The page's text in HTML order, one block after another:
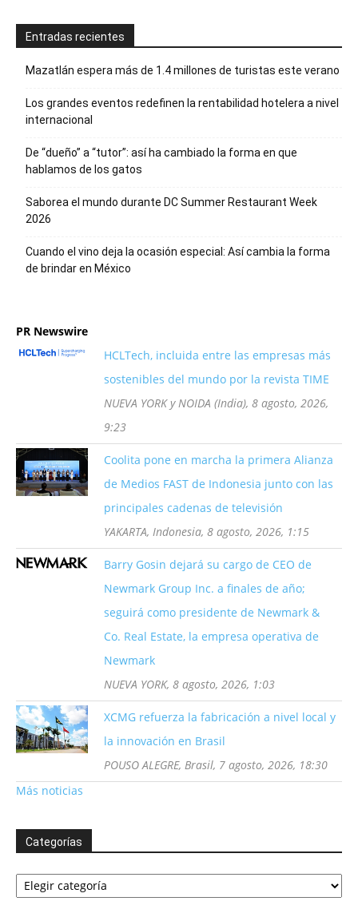
Entradas recientes
Mazatlán espera más de 1.4 millones de turistas este verano
Los grandes eventos redefinen la rentabilidad hotelera a nivel
internacional
De “dueño” a “tutor”: así ha cambiado la forma en que
hablamos de los gatos
Saborea el mundo durante DC Summer Restaurant Week
2026
Cuando el vino deja la ocasión especial: Así cambia la forma
de brindar en México
PR Newswire
HCLTech, incluida entre las empresas más
sostenibles del mundo por la revista TIME
NUEVA YORK y NOIDA (India), 8 agosto, 2026,
9:23
Coolita pone en marcha la primera Alianza
de Medios FAST de Indonesia junto con las
principales cadenas de televisión
YAKARTA, Indonesia, 8 agosto, 2026, 1:15
Barry Gosin dejará su cargo de CEO de
Newmark Group Inc. a finales de año;
seguirá como presidente de Newmark &
Co. Real Estate, la empresa operativa de
Newmark
NUEVA YORK, 8 agosto, 2026, 1:03
XCMG refuerza la fabricación a nivel local y
la innovación en Brasil
POUSO ALEGRE, Brasil, 7 agosto, 2026, 18:30
Más noticias
Categorías
Categorías